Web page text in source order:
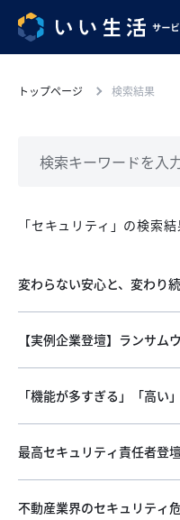
トップページ 検索結果
「セキュリティ」の検索結
変わらない安心と、変わり
【実例企業登壇】ランサム
「機能が多すぎる」「高い
最高セキュリティ責任者登
不動産業界のセキュリティ